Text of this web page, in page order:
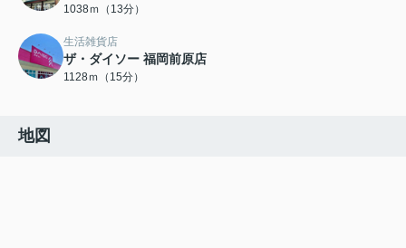
1038ｍ（13分）
生活雑貨店
ザ・ダイソー 福岡前原店
1128ｍ（15分）
地図